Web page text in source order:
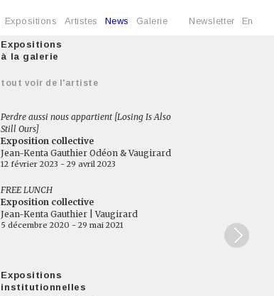
Expositions Artistes News Galerie Newsletter En
Expositions
à la galerie
tout voir de l'artiste
Perdre aussi nous appartient [Losing Is Also
Still Ours]
Exposition collective
Jean-Kenta Gauthier Odéon & Vaugirard
12 février 2023 - 29 avril 2023
FREE LUNCH
Exposition collective
Jean-Kenta Gauthier | Vaugirard
5 décembre 2020 - 29 mai 2021
Expositions
institutionnelles